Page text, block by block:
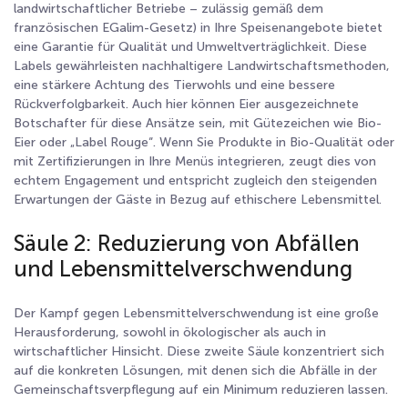
landwirtschaftlicher Betriebe – zulässig gemäß dem
französischen EGalim-Gesetz) in Ihre Speisenangebote bietet
eine Garantie für Qualität und Umweltverträglichkeit. Diese
Labels gewährleisten nachhaltigere Landwirtschaftsmethoden,
eine stärkere Achtung des Tierwohls und eine bessere
Rückverfolgbarkeit. Auch hier können Eier ausgezeichnete
Botschafter für diese Ansätze sein, mit Gütezeichen wie Bio-
Eier oder „Label Rouge“. Wenn Sie Produkte in Bio-Qualität oder
mit Zertifizierungen in Ihre Menüs integrieren, zeugt dies von
echtem Engagement und entspricht zugleich den steigenden
Erwartungen der Gäste in Bezug auf ethischere Lebensmittel.
Säule 2: Reduzierung von Abfällen
und Lebensmittelverschwendung
Der Kampf gegen Lebensmittelverschwendung ist eine große
Herausforderung, sowohl in ökologischer als auch in
wirtschaftlicher Hinsicht. Diese zweite Säule konzentriert sich
auf die konkreten Lösungen, mit denen sich die Abfälle in der
Gemeinschaftsverpflegung auf ein Minimum reduzieren lassen.